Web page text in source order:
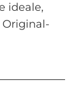
ideale,